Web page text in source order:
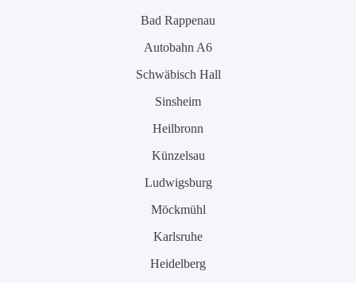
Bad Rappenau
Autobahn A6
Schwäbisch Hall
Sinsheim
Heilbronn
Künzelsau
Ludwigsburg
Möckmühl
Karlsruhe
Heidelberg